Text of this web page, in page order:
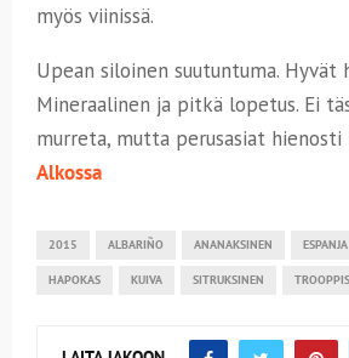
myös viinissä.
Upean siloinen suutuntuma. Hyvät
Mineraalinen ja pitkä lopetus. Ei
murreta, mutta perusasiat hienosti
Alkossa
2015 ALBARIÑO ANANAKSINEN ESPANJA
HAPOKAS KUIVA SITRUKSINEN